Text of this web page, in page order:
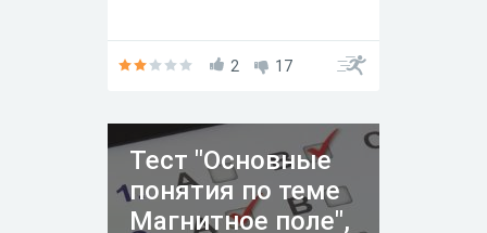
2 17
Тест "Основные
понятия по теме
Магнитное поле",